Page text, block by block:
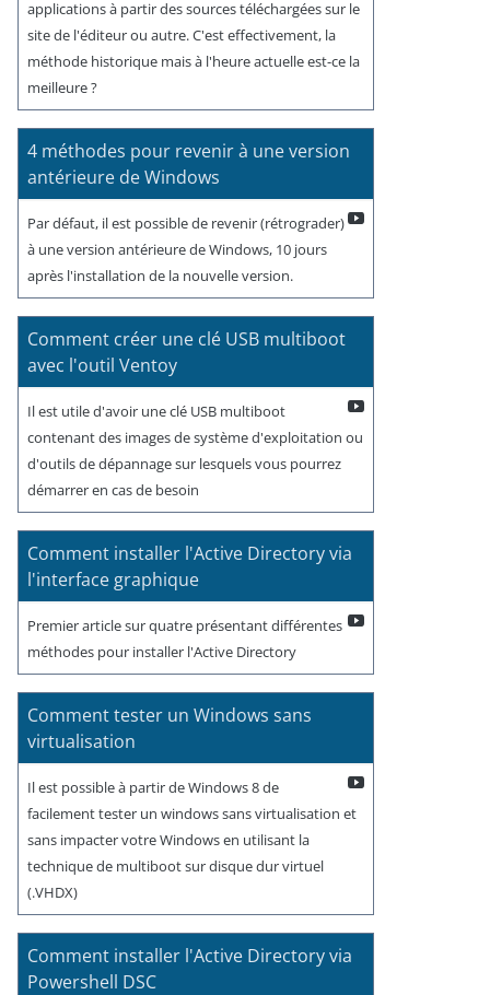
applications à partir des sources téléchargées sur le
site de l'éditeur ou autre. C'est effectivement, la
méthode historique mais à l'heure actuelle est-ce la
meilleure ?
4 méthodes pour revenir à une version
antérieure de Windows
Par défaut, il est possible de revenir (rétrograder)
à une version antérieure de Windows, 10 jours
après l'installation de la nouvelle version.
Comment créer une clé USB multiboot
avec l'outil Ventoy
Il est utile d'avoir une clé USB multiboot
contenant des images de système d'exploitation ou
d'outils de dépannage sur lesquels vous pourrez
démarrer en cas de besoin
Comment installer l'Active Directory via
l'interface graphique
Premier article sur quatre présentant différentes
méthodes pour installer l'Active Directory
Comment tester un Windows sans
virtualisation
Il est possible à partir de Windows 8 de
facilement tester un windows sans virtualisation et
sans impacter votre Windows en utilisant la
technique de multiboot sur disque dur virtuel
(.VHDX)
Comment installer l'Active Directory via
Powershell DSC